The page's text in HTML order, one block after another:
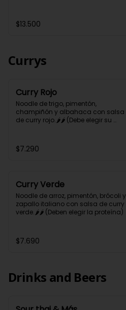
$13.500
Currys
Curry Rojo
Noodle de trigo, pimentón,
champiñón y albahaca con salsa
de curry rojo.🌶🌶 (Debe elegir su
$7.290
Curry Verde
Noodle de arroz, pimentón, brócoli y
zapallo italiano con salsa de curry
verde.🌶🌶 (Deben elegir la proteína)
$7.690
Drinks and Beers